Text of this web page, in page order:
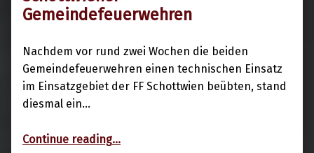
Gemeindefeuerwehren
Nachdem vor rund zwei Wochen die beiden
Gemeindefeuerwehren einen technischen Einsatz
im Einsatzgebiet der FF Schottwien beübten, stand
diesmal ein…
Continue reading“26.04.2019: 2. Übung der Schottwiener Gemeindefeuerwehren”
…